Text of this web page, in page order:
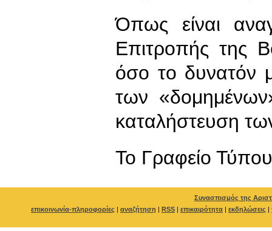
Όπως είναι
Επιτροπής της
όσο το δυνατόν
των
καταλήστευση
To Γραφείο Τύπου
Συνασπισμός της
επικοινωνία-πληροφορίες | αναζήτηση | RSS | επικαιρότητα | εκδηλώσεις |